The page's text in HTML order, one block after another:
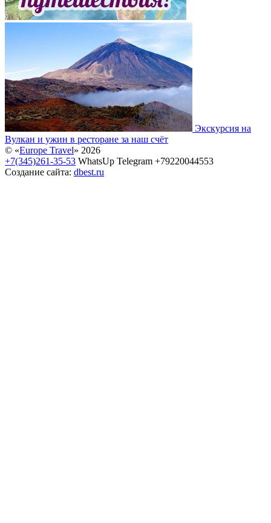
Экскурсия на
Вулкан и ужин в ресторане за наш счёт
© «Europe Travel» 2026
+7(345)261-35-53 WhatsUp Telegram +79220044553
Создание сайта: dbest.ru